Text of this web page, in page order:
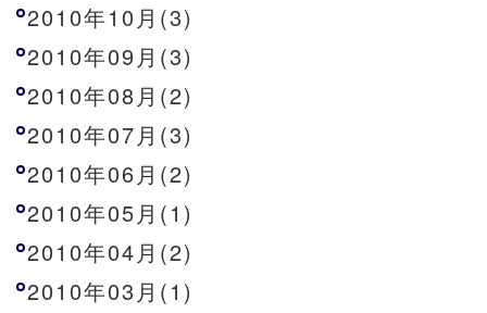
2010年10月(3)
2010年09月(3)
2010年08月(2)
2010年07月(3)
2010年06月(2)
2010年05月(1)
2010年04月(2)
2010年03月(1)